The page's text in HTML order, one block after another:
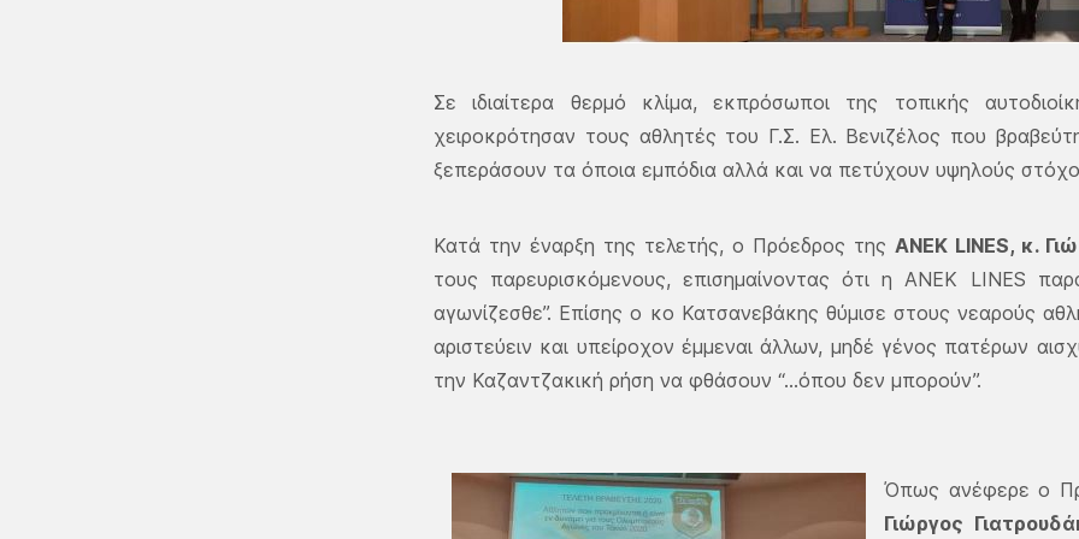
Σε ιδιαίτερα θερμό κλίμα, εκπρόσωποι της τοπικής
χειροκρότησαν τους αθλητές του Γ.Σ. Ελ. Βενιζέλος που
ξεπεράσουν τα όποια εμπόδια αλλά και να πετύχουν υψηλούς
Κατά την έναρξη της τελετής, ο Πρόεδρος της ΑΝΕΚ LINES, κ.
τους παρευρισκόμενους, επισημαίνοντας ότι η ΑΝΕΚ LINES
αγωνίζεσθε”. Επίσης ο κο Κατσανεβάκης θύμισε στους νεαρούς
αριστεύειν και υπείροχον έμμεναι άλλων, μηδέ γένος πατέρων
την Καζαντζακική ρήση να φθάσουν “...όπου δεν μπορούν”.
Όπως ανέφερε ο
Γιώργος